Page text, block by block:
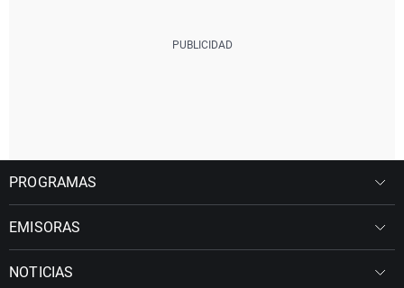
PROGRAMAS
EMISORAS
NOTICIAS